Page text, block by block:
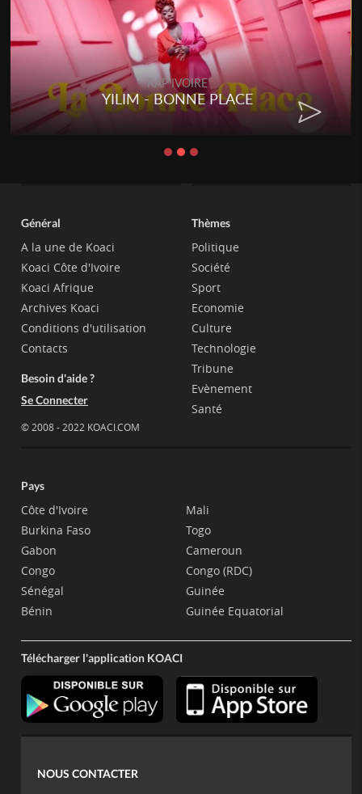
RAP IVOIRE
YILIM - BONNE PLACE
Général
A la une de Koaci
Koaci Côte d'Ivoire
Koaci Afrique
Archives Koaci
Conditions d'utilisation
Contacts
Besoin d'aide ?
Se Connecter
© 2008 - 2022 KOACI.COM
Thèmes
Politique
Société
Sport
Economie
Culture
Technologie
Tribune
Evènement
Santé
Pays
Côte d'Ivoire
Burkina Faso
Gabon
Congo
Sénégal
Bénin
Mali
Togo
Cameroun
Congo (RDC)
Guinée
Guinée Equatorial
Télécharger l'application KOACI
NOUS CONTACTER